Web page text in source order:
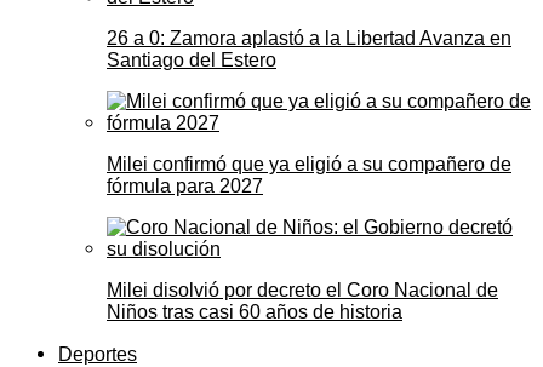
26 a 0: Zamora aplastó a la Libertad Avanza en
Santiago del Estero
Milei confirmó que ya eligió a su compañero de
fórmula para 2027
Milei disolvió por decreto el Coro Nacional de
Niños tras casi 60 años de historia
Deportes